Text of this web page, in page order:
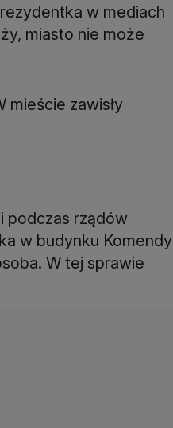
w mediach
miasto nie może
mieście zawisły
podczas rządów
w budynku Komendy
W tej sprawie